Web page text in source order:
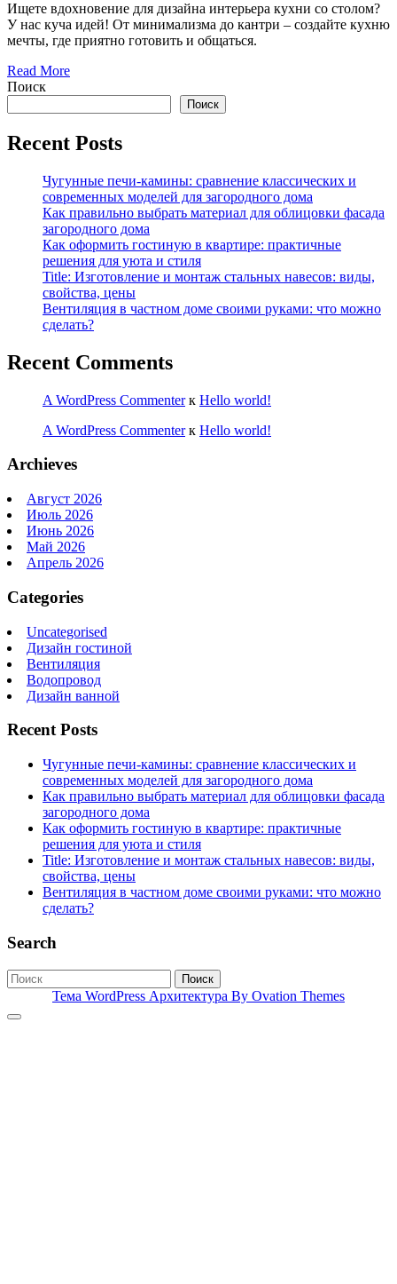
Ищете вдохновение для дизайна интерьера кухни со столом?
У нас куча идей! От минимализма до кантри – создайте кухню
мечты, где приятно готовить и общаться.
Read More
Поиск
Поиск
Recent Posts
Чугунные печи-камины: сравнение классических и
современных моделей для загородного дома
Как правильно выбрать материал для облицовки фасада
загородного дома
Как оформить гостиную в квартире: практичные
решения для уюта и стиля
Title: Изготовление и монтаж стальных навесов: виды,
свойства, цены
Вентиляция в частном доме своими руками: что можно
сделать?
Recent Comments
A WordPress Commenterк Hello world!
A WordPress Commenterк Hello world!
Archieves
Август 2026
Июль 2026
Июнь 2026
Май 2026
Апрель 2026
Categories
Uncategorised
Дизайн гостиной
Вентиляция
Водопровод
Дизайн ванной
Recent Posts
Чугунные печи-камины: сравнение классических и
современных моделей для загородного дома
Как правильно выбрать материал для облицовки фасада
загородного дома
Как оформить гостиную в квартире: практичные
решения для уюта и стиля
Title: Изготовление и монтаж стальных навесов: виды,
свойства, цены
Вентиляция в частном доме своими руками: что можно
сделать?
Search
Поиск
Тема WordPress Архитектура By Ovation Themes